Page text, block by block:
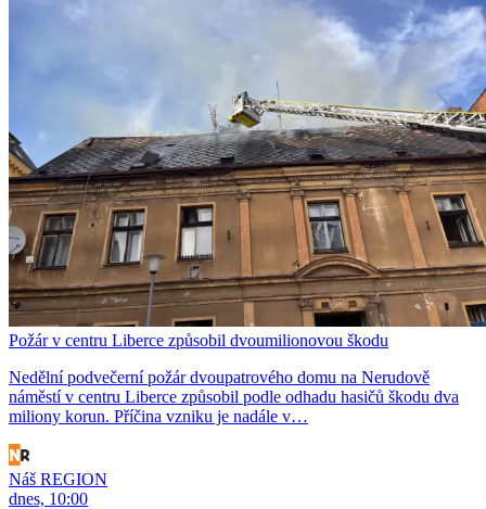
Požár v centru Liberce způsobil dvoumilionovou škodu
Nedělní podvečerní požár dvoupatrového domu na Nerudově
náměstí v centru Liberce způsobil podle odhadu hasičů škodu dva
miliony korun. Příčina vzniku je nadále v…
Náš REGION
dnes, 10:00